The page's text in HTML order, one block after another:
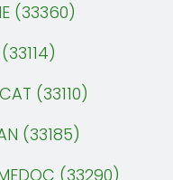
(33360)
(33110)
(33185)
(33290)